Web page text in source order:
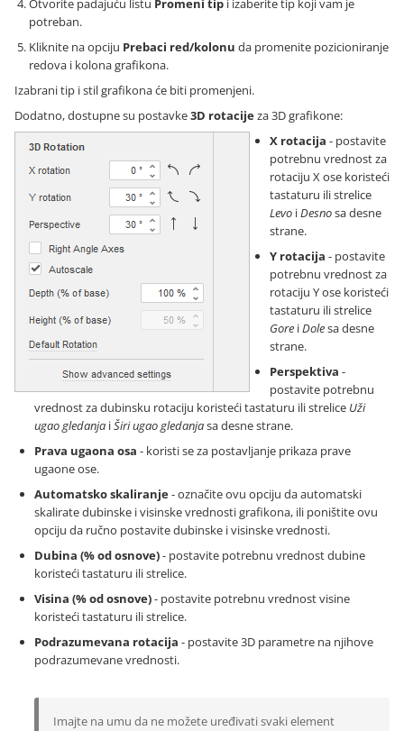
Otvorite padajuću listu Promeni tip i izaberite tip koji vam je
potreban.
Kliknite na opciju Prebaci red/kolonu da promenite pozicioniranje
redova i kolona grafikona.
Izabrani tip i stil grafikona će biti promenjeni.
Dodatno, dostupne su postavke3D rotacijeza 3D grafikone:
X rotacija - postavite
potrebnu vrednost za
rotaciju X ose koristeći
tastaturu ili strelice
Levo iDesnosa desne
strane.
Y rotacija - postavite
potrebnu vrednost za
rotaciju Y ose koristeći
tastaturu ili strelice
Gore iDolesa desne
strane.
Perspektiva -
postavite potrebnu
vrednost za dubinsku rotaciju koristeći tastaturu ili strelice Uži
ugao gledanja iŠiri ugao gledanjasa desne strane.
Prava ugaona osa - koristi se za postavljanje prikaza prave
ugaone ose.
Automatsko skaliranje- označite ovu opciju da automatski
skalirate dubinske i visinske vrednosti grafikona, ili poništite ovu
opciju da ručno postavite dubinske i visinske vrednosti.
Dubina (% od osnove)- postavite potrebnu vrednost dubine
koristeći tastaturu ili strelice.
Visina (% od osnove)- postavite potrebnu vrednost visine
koristeći tastaturu ili strelice.
Podrazumevana rotacija - postavite 3D parametre na njihove
podrazumevane vrednosti.
Imajte na umu da ne možete uređivati svaki element